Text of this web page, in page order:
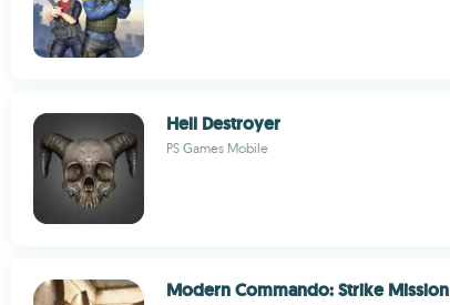
Hell Destroyer
PS Games Mobile
Modern Commando: Strike Mission